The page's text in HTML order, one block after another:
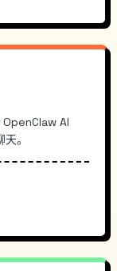
AI
。